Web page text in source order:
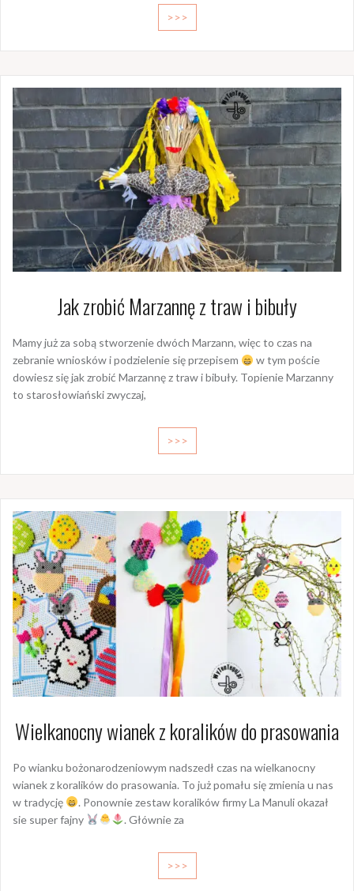
>>>
Jak zrobić Marzannę z traw i bibuły
Mamy już za sobą stworzenie dwóch Marzann, więc to czas na
zebranie wniosków i podzielenie się przepisem
w tym poście
dowiesz się jak zrobić Marzannę z traw i bibuły. Topienie Marzanny
to starosłowiański zwyczaj,
>>>
Wielkanocny wianek z koralików do prasowania
Po wianku bożonarodzeniowym nadszedł czas na wielkanocny
wianek z koralików do prasowania. To już pomału się zmienia u nas
w tradycję
. Ponownie zestaw koralików firmy La Manuli okazał
sie super fajny
. Głównie za
>>>